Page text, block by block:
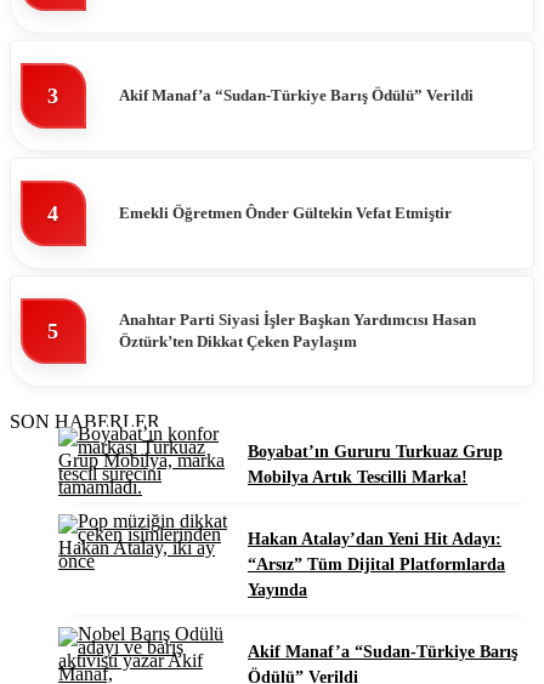
3 Akif Manaf’a “Sudan-Türkiye Barış Ödülü” Verildi
4 Emekli Öğretmen Ônder Gültekin Vefat Etmiştir
5
Anahtar Parti Siyasi İşler Başkan Yardımcısı Hasan
Öztürk’ten Dikkat Çeken Paylaşım
SON HABERLER
Boyabat’ın Gururu Turkuaz Grup
Mobilya Artık Tescilli Marka!
Hakan Atalay’dan Yeni Hit Adayı:
“Arsız” Tüm Dijital Platformlarda
Yayında
Akif Manaf’a “Sudan-Türkiye Barış
Ödülü” Verildi